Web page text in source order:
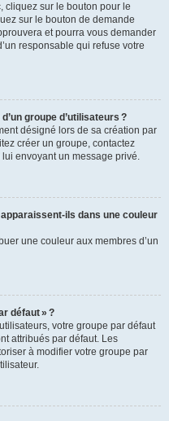
cliquez sur le bouton pour le
sur le bouton de demande
et pourra vous demander
responsable qui refuse votre
groupe d’utilisateurs ?
désigné lors de sa création par
créer un groupe, contactez
envoyant un message privé.
ils dans une couleur
une couleur aux membres d’un
défaut » ?
votre groupe par défaut
attribués par défaut. Les
à modifier votre groupe par